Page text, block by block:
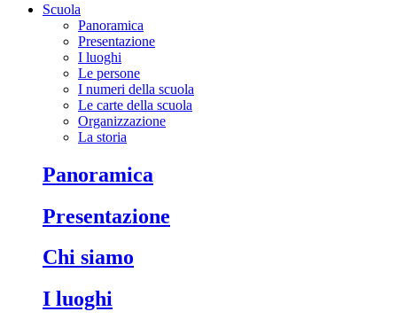
Scuola
Panoramica
Presentazione
I luoghi
Le persone
I numeri della scuola
Le carte della scuola
Organizzazione
La storia
Panoramica
Presentazione
Chi siamo
I luoghi